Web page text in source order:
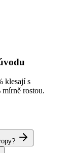
klesají s
mírně rostou.